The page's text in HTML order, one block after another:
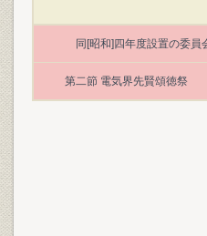
同[昭和]四年度設置の委員
第二節 電気界先賢頌徳祭